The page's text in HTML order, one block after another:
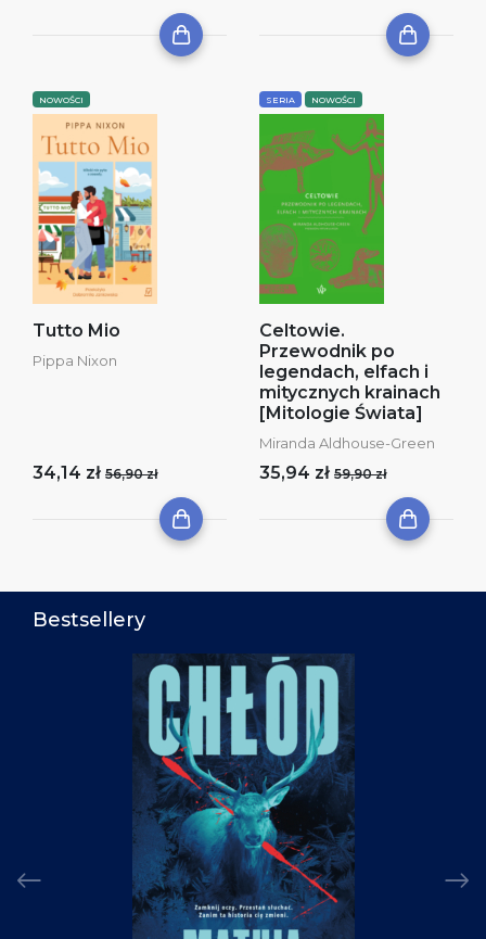
NOWOŚCI
Tutto Mio
Pippa Nixon
34,14 zł 56,90 zł
SERIA NOWOŚCI
Celtowie.
Przewodnik po
legendach, elfach i
mitycznych krainach
[Mitologie Świata]
Miranda Aldhouse-Green
35,94 zł 59,90 zł
Bestsellery